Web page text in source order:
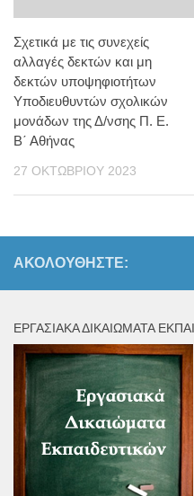
Σχετικά με τις συνεχείς
αλλαγές δεκτών και μη
δεκτών υποψηφιοτήτων
Υποδιευθυντών σχολικών
μονάδων της Δ/νσης Π. Ε.
Β΄ Αθήνας
27 ΟΚΤΩΒΡΊΟΥ 2023
ΑΚΟΛΟΥΘΉΣΤΕ:
ΕΡΓΑΣΙΑΚΆ ΔΙΚΑΙΏΜΑΤΑ